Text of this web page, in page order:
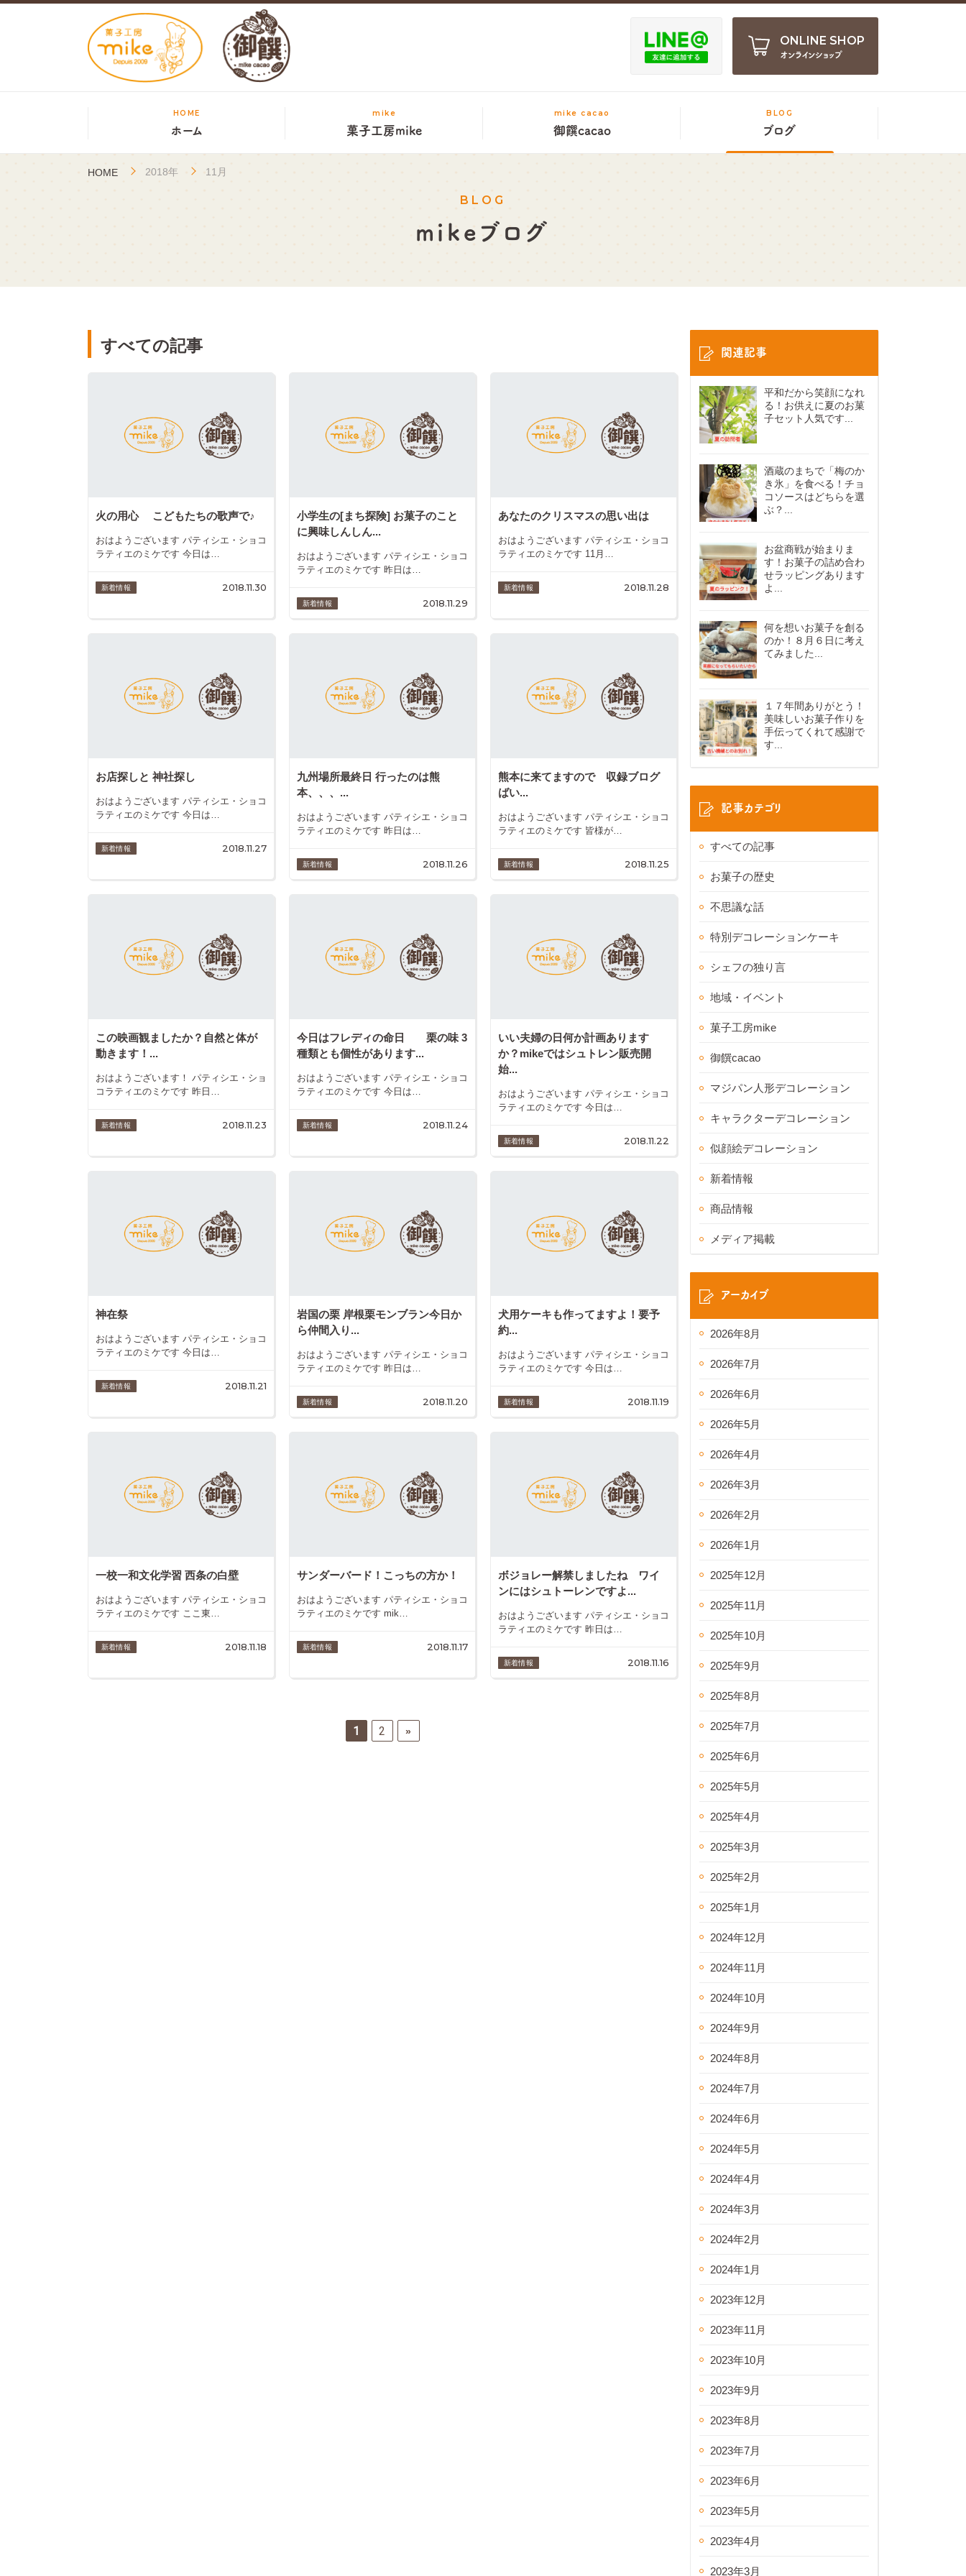
ONLINE SHOP
オンラインショップ
HOME
ホーム
mike
菓子工房mike
mike cacao
御饌cacao
BLOG
ブログ
HOME 2018年 11月
BLOG
mikeブログ
すべての記事
火の用心 こどもたちの歌声で♪
おはようございます パティシエ・ショコ
ラティエのミケです 今日は…
新着情報 2018.11.30
小学生の[まち探険] お菓子のこと
に興味しんしん...
おはようございます パティシエ・ショコ
ラティエのミケです 昨日は…
新着情報 2018.11.29
あなたのクリスマスの思い出は
おはようございます パティシエ・ショコ
ラティエのミケです 11月…
新着情報 2018.11.28
お店探しと 神社探し
おはようございます パティシエ・ショコ
ラティエのミケです 今日は…
新着情報 2018.11.27
九州場所最終日 行ったのは熊
本、、、...
おはようございます パティシエ・ショコ
ラティエのミケです 昨日は…
新着情報 2018.11.26
熊本に来てますので 収録ブログ
ばい...
おはようございます パティシエ・ショコ
ラティエのミケです 皆様が…
新着情報 2018.11.25
この映画観ましたか？自然と体が
動きます！...
おはようございます！ パティシエ・ショ
コラティエのミケです 昨日…
新着情報 2018.11.23
今日はフレディの命日 栗の味 3
種類とも個性があります...
おはようございます パティシエ・ショコ
ラティエのミケです 今日は…
新着情報 2018.11.24
いい夫婦の日何か計画あります
か？mikeではシュトレン販売開
始...
おはようございます パティシエ・ショコ
ラティエのミケです 今日は…
新着情報 2018.11.22
神在祭
おはようございます パティシエ・ショコ
ラティエのミケです 今日は…
新着情報 2018.11.21
岩国の栗 岸根栗モンブラン今日か
ら仲間入り...
おはようございます パティシエ・ショコ
ラティエのミケです 昨日は…
新着情報 2018.11.20
犬用ケーキも作ってますよ！要予
約...
おはようございます パティシエ・ショコ
ラティエのミケです 今日は…
新着情報 2018.11.19
一校一和文化学習 西条の白壁
おはようございます パティシエ・ショコ
ラティエのミケです ここ東…
新着情報 2018.11.18
サンダーバード！こっちの方か！
おはようございます パティシエ・ショコ
ラティエのミケです mik…
新着情報 2018.11.17
ボジョレー解禁しましたね ワイ
ンにはシュトーレンですよ...
おはようございます パティシエ・ショコ
ラティエのミケです 昨日は…
新着情報 2018.11.16
1 2 »
関連記事
平和だから笑顔になれ
る！お供えに夏のお菓
子セット人気です...
酒蔵のまちで「梅のか
き氷」を食べる！チョ
コソースはどちらを選
ぶ？...
お盆商戦が始まりま
す！お菓子の詰め合わ
せラッピングあります
よ...
何を想いお菓子を創る
のか！８月６日に考え
てみました...
１７年間ありがとう！
美味しいお菓子作りを
手伝ってくれて感謝で
す...
記事カテゴリ
すべての記事
お菓子の歴史
不思議な話
特別デコレーションケーキ
シェフの独り言
地域・イベント
菓子工房mike
御饌cacao
マジパン人形デコレーション
キャラクターデコレーション
似顔絵デコレーション
新着情報
商品情報
メディア掲載
アーカイブ
2026年8月
2026年7月
2026年6月
2026年5月
2026年4月
2026年3月
2026年2月
2026年1月
2025年12月
2025年11月
2025年10月
2025年9月
2025年8月
2025年7月
2025年6月
2025年5月
2025年4月
2025年3月
2025年2月
2025年1月
2024年12月
2024年11月
2024年10月
2024年9月
2024年8月
2024年7月
2024年6月
2024年5月
2024年4月
2024年3月
2024年2月
2024年1月
2023年12月
2023年11月
2023年10月
2023年9月
2023年8月
2023年7月
2023年6月
2023年5月
2023年4月
2023年3月